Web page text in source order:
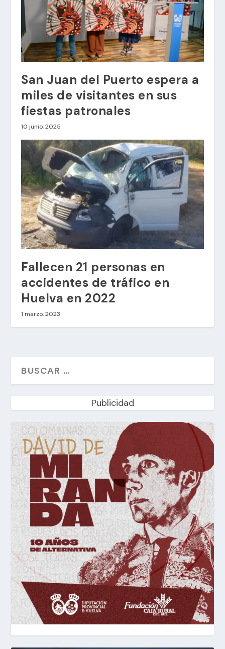
San Juan del Puerto espera a
miles de visitantes en sus
fiestas patronales
10 junio, 2025
Fallecen 21 personas en
accidentes de tráfico en
Huelva en 2022
1 marzo, 2023
Publicidad